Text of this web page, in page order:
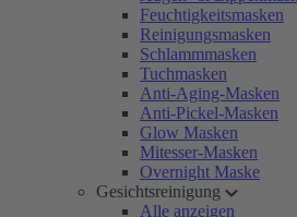
Feuchtigkeitsmasken
Reinigungsmasken
Schlammmasken
Tuchmasken
Anti-Aging-Masken
Anti-Pickel-Masken
Glow Masken
Mitesser-Masken
Overnight Maske
Gesichtsreinigung
Alle anzeigen